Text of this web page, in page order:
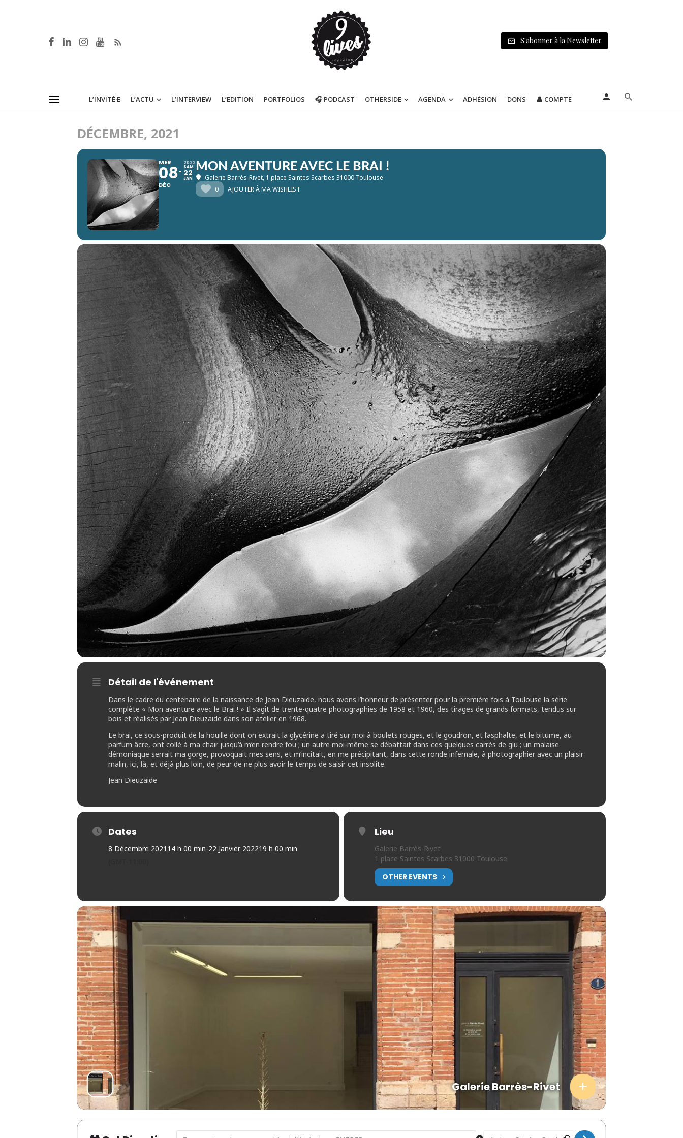
S'abonner à la Newsletter
L’INVITÉ·E L’ACTU L’INTERVIEW L’EDITION PORTFOLIOS 🎧 PODCAST OTHERSIDE AGENDA ADHÉSION DONS 👤 COMPTE
DÉCEMBRE, 2021
MER
08
DÉC
2022
SAM
22
JAN
MON AVENTURE AVEC LE BRAI !
Galerie Barrès-Rivet, 1 place Saintes Scarbes 31000 Toulouse
0
AJOUTER À MA WISHLIST
Détail de l'événement
Dans le cadre du centenaire de la naissance de Jean Dieuzaide, nous avons l’honneur de présenter pour la première fois à Toulouse la série
complète « Mon aventure avec le Brai ! » Il s’agit de trente-quatre photographies de 1958 et 1960, des tirages de grands formats, tendus sur
bois et réalisés par Jean Dieuzaide dans son atelier en 1968.
Le brai, ce sous-produit de la houille dont on extrait la glycérine a tiré sur moi à boulets rouges, et le goudron, et l’asphalte, et le bitume, au
parfum âcre, ont collé à ma chair jusqu’à m’en rendre fou ; un autre moi-même se débattait dans ces quelques carrés de glu ; un malaise
démoniaque serrait ma gorge, provoquait mes sens, et m’incitait, en me précipitant, dans cette ronde infernale, à photographier avec un plaisir
malin, ici, là, et déjà plus loin, de peur de ne plus avoir le temps de saisir cet insolite.
Jean Dieuzaide
Dates
8 Décembre 2021 14 h 00 min-22 Janvier 202219 h 00 min
Lieu
Galerie Barrès-Rivet
1 place Saintes Scarbes 31000 Toulouse
OTHER EVENTS
Galerie Barrès-Rivet
Destination Address - Mon aventure avec le Brai !